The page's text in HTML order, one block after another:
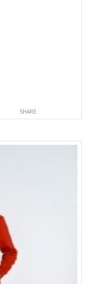
SHARE